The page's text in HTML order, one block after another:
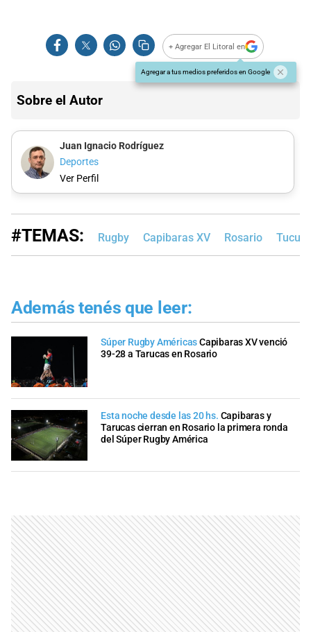
+ Agregar El Litoral en
Agregar a tus medios preferidos en Google
Sobre el Autor
Juan Ignacio Rodríguez
Deportes
Ver Perfil
#TEMAS: Rugby Capibaras XV Rosario
Además tenés que leer:
Súper Rugby AméricasCapibaras XV venció
39-28 a Tarucas en Rosario
Esta noche desde las 20 hs. Capibaras y
Tarucas cierran en Rosario la primera ronda
del Súper Rugby América